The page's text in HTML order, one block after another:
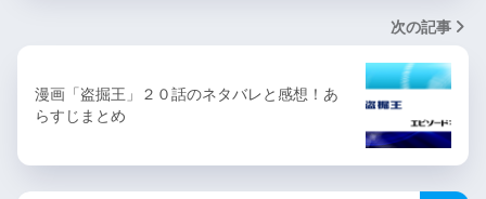
次の記事
漫画「盗掘王」２０話のネタバレと感想！あ
らすじまとめ